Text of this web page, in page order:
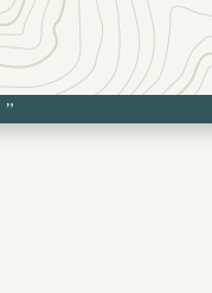
”